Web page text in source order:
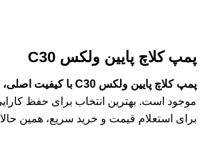
پمپ کلاچ پایین ولکس C30
پمپ کلاچ پایین ولکس C30 با کیفیت اصلی، وارداتی و استوک
موجود است. بهترین انتخاب برای حفظ
برای استعلام قیمت و خرید سریع، همین